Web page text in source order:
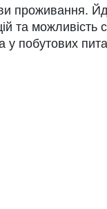
проживання.
та можливість
побутових